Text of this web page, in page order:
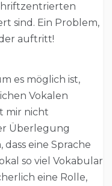
sind. Ein Problem,
auftritt!
es möglich ist,
Vokalen
mir nicht
Überlegung
dass eine Sprache
so viel Vokabular
eine Rolle,